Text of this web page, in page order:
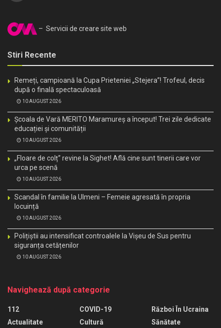
– Servicii de creare site web
Stiri Recente
Remeți, campioană la Cupa Prieteniei „Stejera”! Trofeul, decis
după o finală spectaculoasă
10 AUGUST 2026
Școala de Vară MERITO Maramureș a început! Trei zile dedicate
educației și comunității
10 AUGUST 2026
„Floare de colț” revine la Sighet! Află cine sunt tinerii care vor
urca pe scenă
10 AUGUST 2026
Scandal în familie la Ulmeni – Femeie agresată în propria
locuință
10 AUGUST 2026
Polițiștii au intensificat controalele la Vișeu de Sus pentru
siguranța cetățenilor
10 AUGUST 2026
Navighează după categorie
112
Actualitate
COVID-19
Cultură
Război În Ucraina
Sănătate